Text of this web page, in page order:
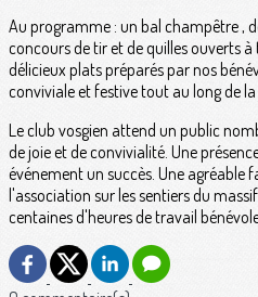
Au programme : un bal champêtre ,
concours de tir et de quilles ouverts
délicieux plats préparés par nos
conviviale et festive tout au long de
Le club vosgien attend un public
de joie et de convivialité. Une
événement un succès. Une agréable
l'association sur les sentiers du
centaines d'heures de travail